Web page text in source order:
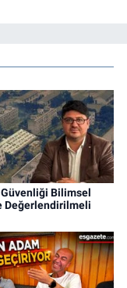
Bilimsel
Değerlendirilmeli